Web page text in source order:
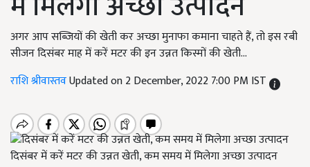
अगर आप सब्जियों की खेती कर अच्छा मुनाफा कमाना चाहते हैं, तो इस रबी
सीजन दिसंबर माह में करें मटर की इन उन्नत किस्मों की खेती...
राशि श्रीवास्तवUpdated on 2 December, 2022 7:00 PM IST
दिसंबर में करें मटर की उन्नत खेती, कम समय में मिलेगा अच्छा उत्पादन